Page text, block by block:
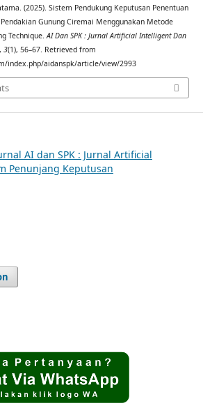
(2025). Sistem Pendukung Keputusan Penentuan
Gunung Ciremai Menggunakan Metode
Technique. AI Dan SPK : Jurnal Artificial Intelligent Dan
3(1), 56–67. Retrieved from
index.php/aidanspk/article/view/2993
AI dan SPK : Jurnal Artificial
Penunjang Keputusan